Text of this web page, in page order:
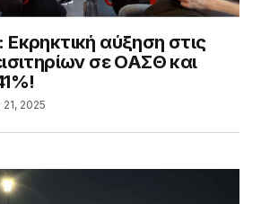
αύξηση στις
σε ΟΑΣΘ και
2025